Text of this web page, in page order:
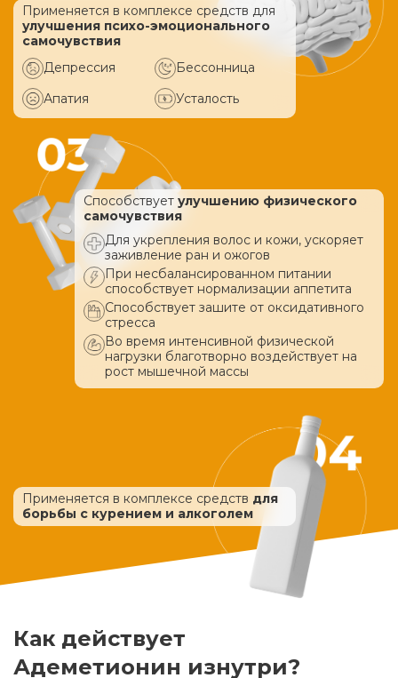
Применяется в комплексе средств для
улучшения психо-эмоционального
самочувствия
Депрессия
Бессонница
Апатия
Усталость
Способствует улучшению физического
самочувствия
Для укрепления волос и кожи, ускоряет
заживление ран и ожогов
При несбалансированном питании
способствует нормализации аппетита
Способствует зашите от оксидативного
стресса
Во время интенсивной физической
нагрузки благотворно воздействует на
рост мышечной массы
Применяется в комплексе средств для
борьбы с курением и алкоголем
Как действует
Адеметионин изнутри?